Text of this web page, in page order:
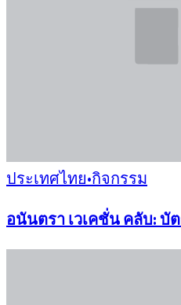
ประเทศไทย•กิจกรรม
อนันตรา เวเคชั่น คลับ: บั